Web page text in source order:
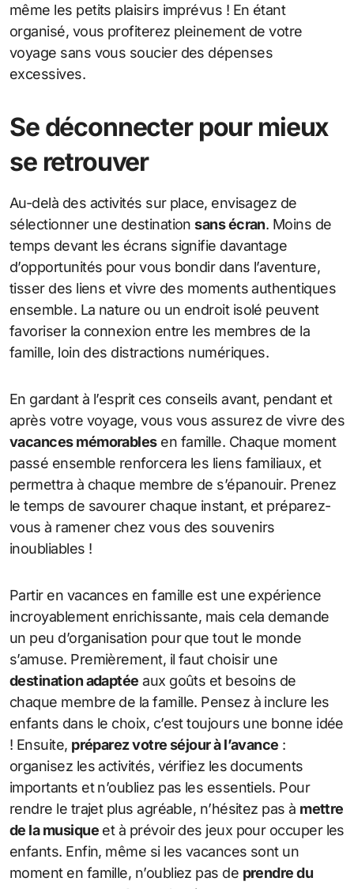
même les petits plaisirs imprévus ! En étant
organisé, vous profiterez pleinement de votre
voyage sans vous soucier des dépenses
excessives.
Se déconnecter pour mieux
se retrouver
Au-delà des activités sur place, envisagez de
sélectionner une destinationsans écran. Moins de
temps devant les écrans signifie davantage
d’opportunités pour vous bondir dans l’aventure,
tisser des liens et vivre des moments authentiques
ensemble. La nature ou un endroit isolé peuvent
favoriser la connexion entre les membres de la
famille, loin des distractions numériques.
En gardant à l’esprit ces conseils avant, pendant et
après votre voyage, vous vous assurez de vivre des
vacances mémorablesen famille. Chaque moment
passé ensemble renforcera les liens familiaux, et
permettra à chaque membre de s’épanouir. Prenez
le temps de savourer chaque instant, et préparez-
vous à ramener chez vous des souvenirs
inoubliables !
Partir en vacances en famille est une expérience
incroyablement enrichissante, mais cela demande
un peu d’organisation pour que tout le monde
s’amuse. Premièrement, il faut choisir une
destination adaptée aux goûts et besoins de
chaque membre de la famille. Pensez à inclure les
enfants dans le choix, c’est toujours une bonne idée
! Ensuite, préparez votre séjour à l’avance :
organisez les activités, vérifiez les documents
importants et n’oubliez pas les essentiels. Pour
rendre le trajet plus agréable, n’hésitez pas à mettre
de la musiqueet à prévoir des jeux pour occuper les
enfants. Enfin, même si les vacances sont un
moment en famille, n’oubliez pas de prendre du